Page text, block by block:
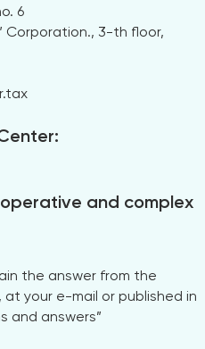
6
Corporation., 3-th floor,
and complex
the answer from the
your e-mail or published in
and answers”